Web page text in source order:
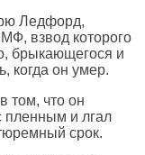
Ледфорд,
взвод которого
брыкающегося и
когда он умер.
том, что он
пленным и лгал
срок.